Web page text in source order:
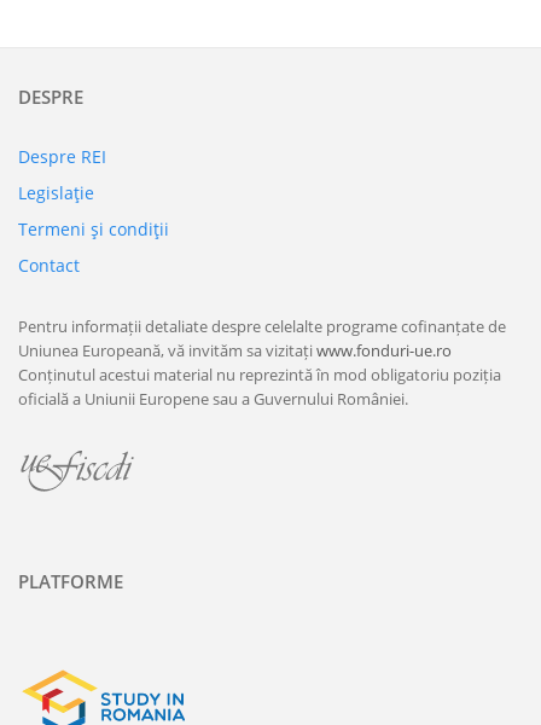
DESPRE
Despre REI
Legislaţie
Termeni şi condiţii
Contact
Pentru informații detaliate despre celelalte programe cofinanțate de
Uniunea Europeană, vă invităm sa vizitațiwww.fonduri-ue.ro
Conținutul acestui material nu reprezintă în mod obligatoriu poziția
oficială a Uniunii Europene sau a Guvernului României.
PLATFORME